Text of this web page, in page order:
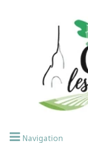
Navigation